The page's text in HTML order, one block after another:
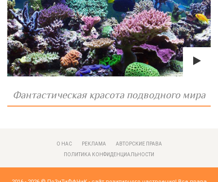
Фантастическая красота подводного мира
О НАС РЕКЛАМА
АВТОРСКИЕ ПРАВА
ПОЛИТИКА КОНФИДЕНЦИАЛЬНОСТИ